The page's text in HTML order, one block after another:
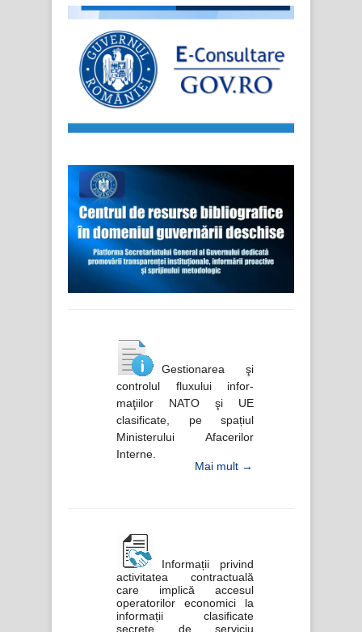
Mai mult →
Gestionarea şi
controlul fluxului infor-
maţiilor NATO şi UE
clasificate, pe spațiul
Ministerului Afacerilor
Interne.
Informații privind
activitatea contractuală
care implică accesul
operatorilor economici la
informații clasificate
secrete de serviciu